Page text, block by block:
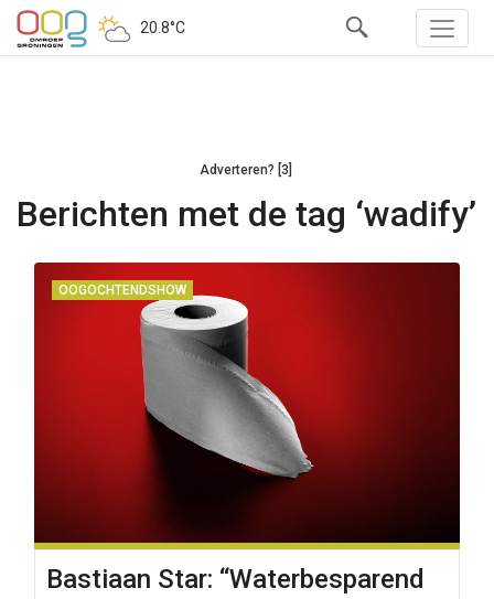
20.8°C
Adverteren? [3]
Berichten met de tag ‘wadify’
OOGOCHTENDSHOW
Bastiaan Star: “Waterbesparend